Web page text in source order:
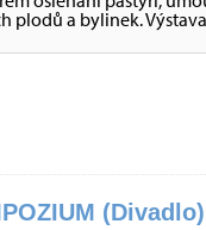
plodů a bylinek. Výstava
(Divadlo)